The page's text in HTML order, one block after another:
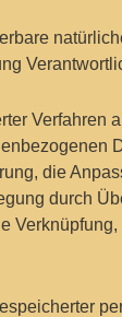
Verfahren
die
durch